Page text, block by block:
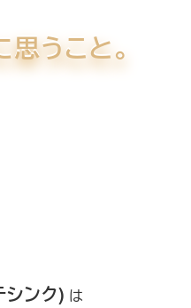
うこと。
ンク) は